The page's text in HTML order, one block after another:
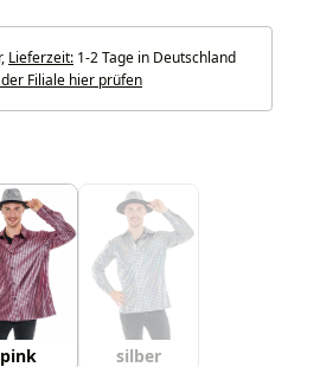
Lieferzeit: 1-2 Tage in Deutschland
Filiale hier prüfen
pink silber